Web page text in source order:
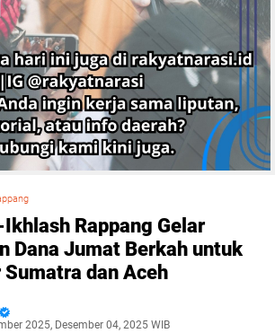
Ikhlash Rappang Gelar
Dana Jumat Berkah untuk
Sumatra dan Aceh
2025, Desember 04, 2025 WIB